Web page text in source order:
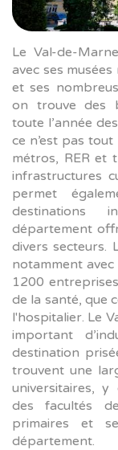
Le Val-de-
avec ses
et ses
on trouve des
toute l’année
ce n’est pas
métros, RER et
infrastructures
permet
destinations
département
divers secteurs.
notamment
1200
de la santé, que
l'hospitalier. Le
important
destination
trouvent une
universitaires, y
des facultés
primaires et
département.